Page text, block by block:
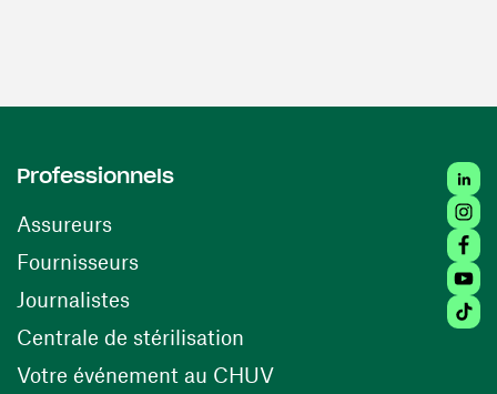
Professionnels
Assureurs
Fournisseurs(ouvre une nouvelle fenêtre)
Journalistes
Centrale de stérilisation (ouvre une nouvelle
Votre événement au CHUV(ouvre une nouvelle